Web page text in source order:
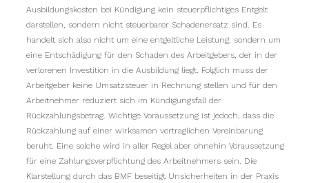
Ausbildungskosten bei Kündigung kein steuerpflichtiges Entgelt
darstellen, sondern nicht steuerbarer Schadenersatz sind. Es
handelt sich also nicht um eine entgeltliche Leistung, sondern um
eine Entschädigung für den Schaden des Arbeitgebers, der in der
verlorenen Investition in die Ausbildung liegt. Folglich muss der
Arbeitgeber keine Umsatzsteuer in Rechnung stellen und für den
Arbeitnehmer reduziert sich im Kündigungsfall der
Rückzahlungsbetrag. Wichtige Voraussetzung ist jedoch, dass die
Rückzahlung auf einer wirksamen vertraglichen Vereinbarung
beruht. Eine solche wird in aller Regel aber ohnehin Voraussetzung
für eine Zahlungsverpflichtung des Arbeitnehmers sein. Die
Klarstellung durch das BMF beseitigt Unsicherheiten in der Praxis